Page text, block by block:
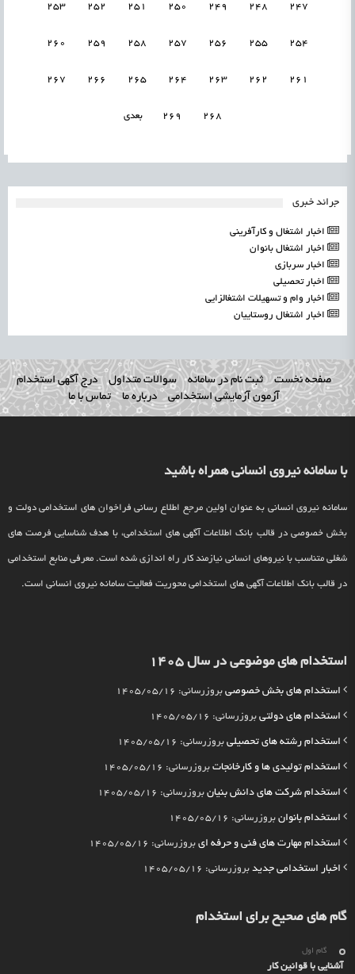
247
248
249
250
251
252
253
254
255
256
257
258
259
260
261
262
263
264
265
266
267
268
269 بعدی
جرائد خبری
اخبار اشتغال و کارآفرینی
اخبار اشتغال بانوان
اخبار سربازی
اخبار تحصیلی
اخبار وام و تسهیلات اشتغالزایی
اخبار اشتغال روستاییان
صفحه نخست ثبت نام در سامانه سوالات متداول
درج آگهی استخدام
آزمون آزمایشی استخدامی
درباره ما تماس با ما
با سامانه نیروی انسانی همراه باشید
سامانه نیروی انسانی به عنوان اولین مرجع اطلاع رسانی فراخوان های استخدامی دولت و
بخش خصوصی در قالب بانک اطلاعات آگهی های استخدامی، با هدف شناسایی فرصت های
شغلی متناسب با نیروهای انسانی نیازمند کار راه اندازی شده است. معرفی منابع استخدامی
در قالب بانک اطلاعات آگهی های استخدامی محوریت فعالیت سامانه نیروی انسانی است.
استخدام های موضوعی در سال 1405
استخدام های بخش خصوصی بروزرسانی: 1405/05/16
استخدام های دولتی بروزرسانی: 1405/05/16
استخدام رشته های تحصیلی بروزرسانی: 1405/05/16
استخدام تولیدی ها و کارخانجات بروزرسانی: 1405/05/16
استخدام شرکت های دانش بنیان بروزرسانی: 1405/05/16
استخدام بانوان بروزرسانی: 1405/05/16
استخدام مهارت های فنی و حرفه ای بروزرسانی: 1405/05/16
اخبار استخدامی جدید بروزرسانی: 1405/05/16
گام های صحیح برای استخدام
گام اول
آشنایی با قوانین کار